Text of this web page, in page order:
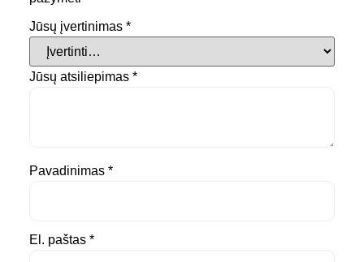
Jūsų įvertinimas *
Jūsų atsiliepimas *
Pavadinimas *
El. paštas *